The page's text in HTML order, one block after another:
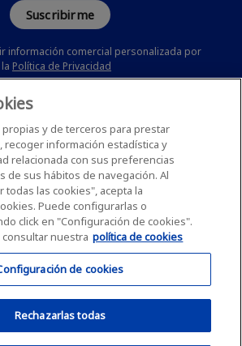
Suscribirme
información comercial personalizada por
Política de Privacidad
y de terceros para prestar
recoger información estadística y
relacionada con sus preferencias
de sus hábitos de navegación. Al
todas las cookies", acepta la
Puede configurarlas o
click en "Configuración de cookies".
nuestra política de cookies
de cookies
Rechazarlas todas